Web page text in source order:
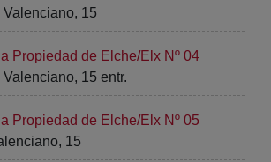
15
Propiedad de Elche/Elx Nº 04
15 entr.
Propiedad de Elche/Elx Nº 05
15